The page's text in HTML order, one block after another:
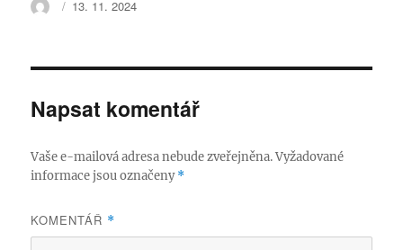
Autor:Publikováno:
13. 11. 2024
Napsat komentář
Vaše e-mailová adresa nebude zveřejněna. Vyžadované
informace jsou označeny*
KOMENTÁŘ *